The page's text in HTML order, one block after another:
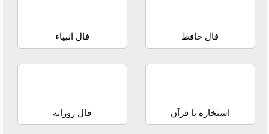
فال حافظ فال انبیاء
استخاره با قرآن فال روزانه